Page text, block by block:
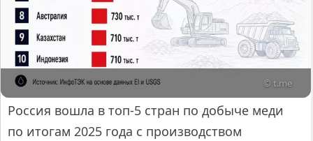
© t.me
Россия вошла в топ-5 стран по добыче меди
по итогам 2025 года с производством